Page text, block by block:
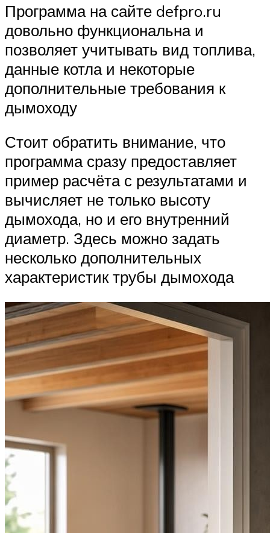
Программа на сайте defpro.ru
довольно функциональна и
позволяет учитывать вид топлива,
данные котла и некоторые
дополнительные требования к
дымоходу
Стоит обратить внимание, что
программа сразу предоставляет
пример расчёта с результатами и
вычисляет не только высоту
дымохода, но и его внутренний
диаметр. Здесь можно задать
несколько дополнительных
характеристик трубы дымохода